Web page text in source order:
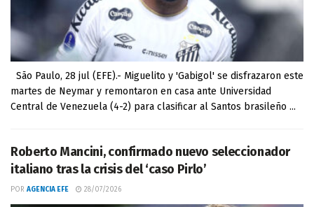
São Paulo, 28 jul (EFE).- Miguelito y 'Gabigol' se disfrazaron este
martes de Neymar y remontaron en casa ante Universidad
Central de Venezuela (4-2) para clasificar al Santos brasileño ...
Roberto Mancini, confirmado nuevo seleccionador
italiano tras la crisis del ‘caso Pirlo’
POR AGENCIA EFE 28/07/2026